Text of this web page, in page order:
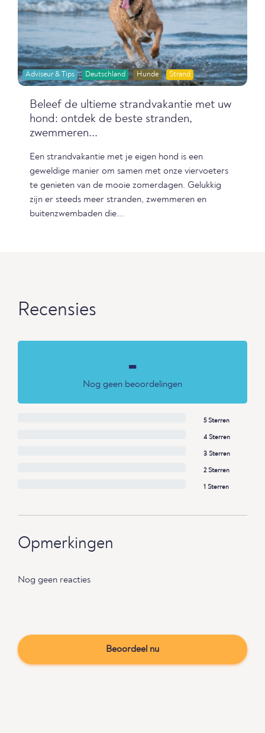
Adviseur & Tips Deutschland Hunde Strand
Beleef de ultieme strandvakantie met uw
hond: ontdek de beste stranden,
zwemmeren...
Een strandvakantie met je eigen hond is een
geweldige manier om samen met onze viervoeters
te genieten van de mooie zomerdagen. Gelukkig
zijn er steeds meer stranden, zwemmeren en
buitenzwembaden die...
Recensies
-
Nog geen beoordelingen
5 Sterren
4 Sterren
3 Sterren
2 Sterren
1 Sterren
Opmerkingen
Nog geen reacties
Beoordeel nu